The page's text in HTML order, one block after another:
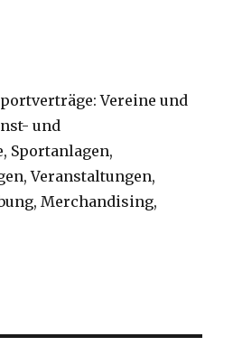
Vereine und
und
Sportanlagen,
Veranstaltungen,
Merchandising,